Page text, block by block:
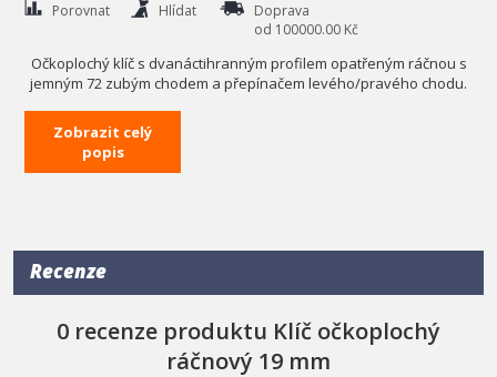
Porovnat Hlídat
Doprava
od 100000.00 Kč
Očkoplochý klíč s dvanáctihranným profilem opatřeným ráčnou s
jemným 72 zubým chodem a přepínačem levého/pravého chodu.
Klíč je zhotoven z kvalitní oceli CrV. Povrchová úprava leštění do
Technická data
Zobrazit celý
popis
Recenze
0 recenze produktu Klíč očkoplochý
ráčnový 19 mm